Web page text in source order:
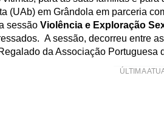
(UAb) em Grândola em parceria
sessão Violência e Exploração
A sessão, decorreu entre
da Associação Portuguesa
ÚLTIMA